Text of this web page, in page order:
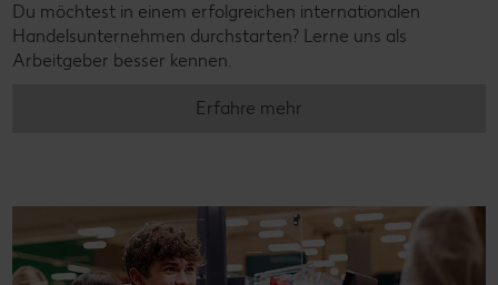
Du möchtest in einem erfolgreichen internationalen
Handelsunternehmen durchstarten? Lerne uns als
Arbeitgeber besser kennen.
Erfahre mehr